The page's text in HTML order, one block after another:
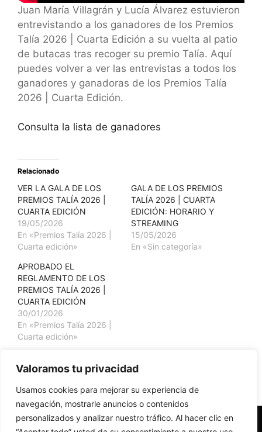
Valoramos tu privacidad
Usamos cookies para mejorar su experiencia de
navegación, mostrarle anuncios o contenidos
personalizados y analizar nuestro tráfico. Al hacer clic en
Juan María Villagrán y Lucía Álvarez estuvieron
entrevistando a los ganadores de los Premios
Talía 2026 | Cuarta Edición a su vuelta al patio
de butacas tras recoger su premio Talía. Aquí
puedes volver a ver las entrevistas a todos los
ganadores y ganadoras de los Premios Talía
2026 | Cuarta Edición.
Consulta la lista de ganadores
Relacionado
VER LA GALA DE LOS
PREMIOS TALÍA 2026 |
CUARTA EDICIÓN
19/05/2026
En «Premios Talía 2026 |
Cuarta edición»
GALA DE LOS PREMIOS
TALÍA 2026 | CUARTA
EDICIÓN: HORARIO Y
STREAMING
15/05/2026
En «Sin categoría»
APROBADO EL
REGLAMENTO DE LOS
PREMIOS TALÍA 2026 |
CUARTA EDICIÓN
30/01/2026
En «Premios Talía 2026 |
Cuarta edición»
Categorías